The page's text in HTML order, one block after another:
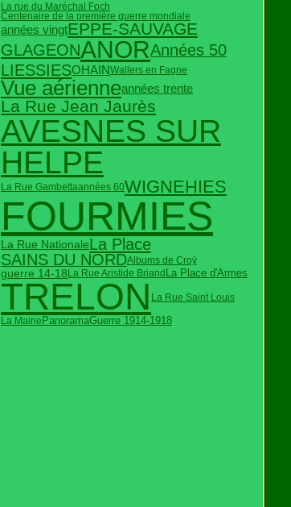
La rue du Maréchal Foch
Centenaire de la première guerre mondiale
années vingtEPPE-SAUVAGE
GLAGEONANORAnnées 50
LIESSIESOHAINWallers en Fagne
Vue aérienneannées trente
La Rue Jean Jaurès
AVESNES SUR
HELPE
La Rue Gambettaannées 60WIGNEHIES
FOURMIES
La Rue NationaleLa Place
SAINS DU NORDAlbums de Croÿ
guerre 14-18 La Rue Aristide Briand La Place d'Armes
TRELON La Rue Saint Louis
La Mairie PanoramaGuerre 1914-1918